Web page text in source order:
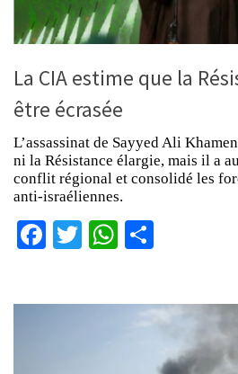
La CIA estime que la
être écrasée
L’assassinat de Sayyed Ali
ni la Résistance élargie, mais il a
conflit régional et consolidé les
anti-israéliennes.
Facebook
TwitterWhatsApp